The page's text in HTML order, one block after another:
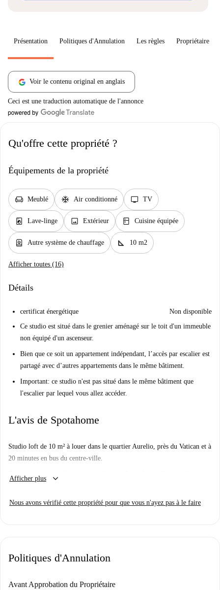
Présentation Politiques d'Annulation Les règles Propriétaire
Voir le contenu original en anglais
Ceci est une traduction automatique de l'annonce
Qu'offre cette propriété ?
Équipements de la propriété
chair Meublé ac_unit Air conditionné tv TV
local_laundry_service Lave-linge image Extérieur kitchen Cuisine équipée
water_heater Autre système de chauffage square_foot 10 m2
Afficher toutes (16)
Détails
certificat énergétique
Non disponible
Ce studio est situé dans le grenier aménagé sur le toit d'un immeuble
non équipé d'un ascenseur.
Bien que ce soit un appartement indépendant, l’accès par escalier est
partagé avec d’autres appartements dans le même bâtiment.
Important: ce studio n'est pas situé dans le même bâtiment que
l'escalier par lequel vous allez accéder.
L'avis de Spotahome
Studio loft de 10 m² à louer dans le quartier Aurelio, près du Vatican et à
20 minutes en bus du centre-ville.
Bien que compact, l'appartement dispose d'un salon et d'un excellent
Le Vatican se trouve à seulement 10 minutes à pied et vous trouverez
Afficher plus keyboard_arrow_down
Nous avons vérifié cette propriété pour que vous n'ayez pas à le faire
Politiques d'Annulation
Avant Approbation du Propriétaire